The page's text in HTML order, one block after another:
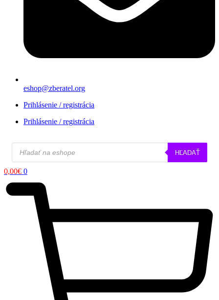
eshop@zberatel.org
Prihlásenie / registrácia
Prihlásenie / registrácia
Products
search
HĽADAŤ
0,00€ 0